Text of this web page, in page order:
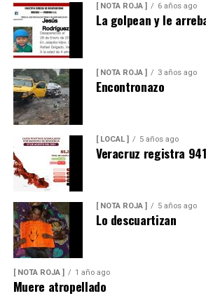
[ NOTA ROJA ] 6 años ago
La golpean y le
[ NOTA ROJA ] 3 años ago
Encontronazo
[ LOCAL ] 5 años ago
Veracruz registra
[ NOTA ROJA ] 5 años ago
Lo descuartizan
[ NOTA ROJA ] 1 año ago
Muere atropellado